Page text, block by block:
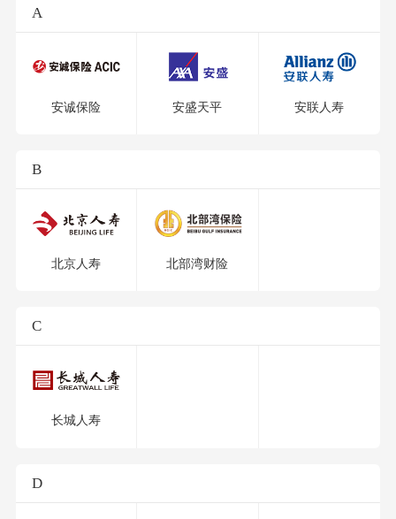
A
安诚保险 安盛天平 安联人寿
B
北京人寿 北部湾财险
C
长城人寿
D